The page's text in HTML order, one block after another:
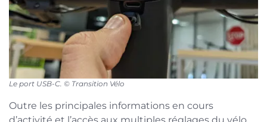
Le port USB-C. © Transition Vélo
Outre les principales informations en cours